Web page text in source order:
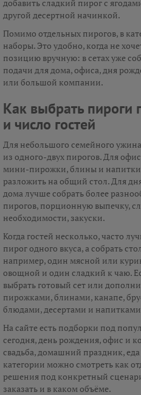
добавить сладкий пирог с
другой десертной начинкой.
Помимо отдельных пирогов, в
наборы. Это удобно, когда не
позицию вручную: в сетах уже
подачи для дома, офиса, дня
или большой компании.
Как выбрать
и число гостей
Для небольшого семейного
из одного-двух пирогов. Для
мини-пирожки, блины и
разложить на общий стол. Для
дома лучше собрать более
пирогов, порционную выпечку,
необходимости, закуски.
Когда гостей несколько, часто
пирог одного вкуса, а собрать
например, один мясной или
овощной и один сладкий к чаю.
выбрать готовый сет или
пирожками, блинами, канапе,
блюдами, десертами и
На сайте есть подборки под
сегодня, день рождения, офис и
свадьба, домашний праздник,
категории можно смотреть как
решения под конкретный
заказать и в каком объёме.